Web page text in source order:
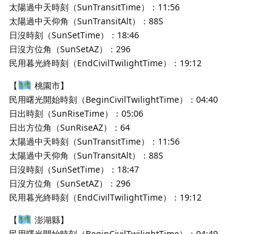
太陽過中天時刻（SunTransitTime）：11:56
太陽過中天仰角（SunTransitAlt）：88S
日沒時刻（SunSetTime）：18:46
日沒方位角（SunSetAZ）：296
民用暮光終時刻（EndCivilTwilightTime）：19:12
【
桃園市】
民用曙光開始時刻（BeginCivilTwilightTime）：04:40
日出時刻（SunRiseTime）：05:06
日出方位角（SunRiseAZ）：64
太陽過中天時刻（SunTransitTime）：11:56
太陽過中天仰角（SunTransitAlt）：88S
日沒時刻（SunSetTime）：18:47
日沒方位角（SunSetAZ）：296
民用暮光終時刻（EndCivilTwilightTime）：19:12
【
澎湖縣】